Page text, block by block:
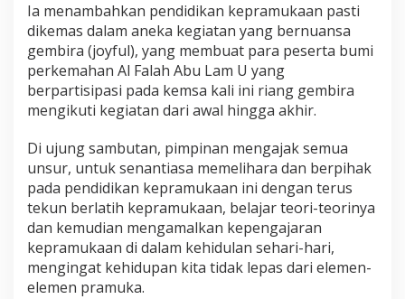
Ia menambahkan pendidikan kepramukaan pasti
dikemas dalam aneka kegiatan yang bernuansa
gembira (joyful), yang membuat para peserta bumi
perkemahan Al Falah Abu Lam U yang
berpartisipasi pada kemsa kali ini riang gembira
mengikuti kegiatan dari awal hingga akhir.
Di ujung sambutan, pimpinan mengajak semua
unsur, untuk senantiasa memelihara dan berpihak
pada pendidikan kepramukaan ini dengan terus
tekun berlatih kepramukaan, belajar teori-teorinya
dan kemudian mengamalkan kepengajaran
kepramukaan di dalam kehidulan sehari-hari,
mengingat kehidupan kita tidak lepas dari elemen-
elemen pramuka.